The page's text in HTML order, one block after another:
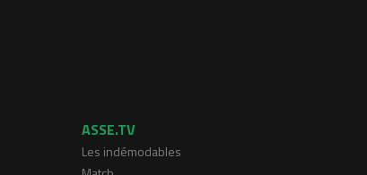
ASSE.TV
Les indémodables